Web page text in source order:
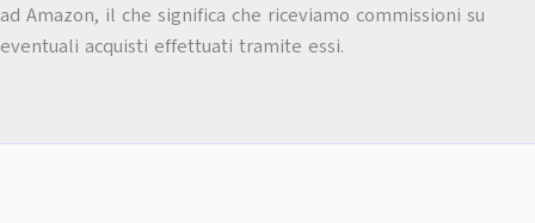
ad Amazon, il che significa che riceviamo commissioni su
eventuali acquisti effettuati tramite essi.